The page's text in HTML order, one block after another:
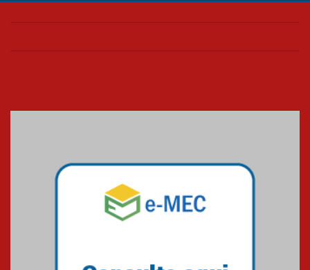
Confira como foi o culto mensal
Mackenzie mobiliza campanha
solidária para apoiar famílias em
Minas Gerais